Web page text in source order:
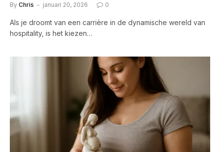
By Chris januari 20, 2026 0
Als je droomt van een carrière in de dynamische wereld van
hospitality, is het kiezen…